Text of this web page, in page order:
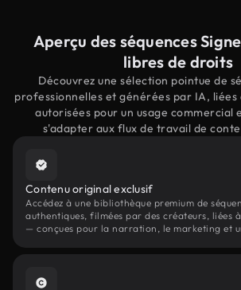
Aperçu des séquences
libres de droits
Découvrez une sélection pointue de
professionnelles et générées par IA, liées
autorisées pour un usage commercial
s'adapter aux flux de travail de
Contenu original exclusif
Accédez à une bibliothèque premium de
authentiques, filmées par des créateurs, liées
— conçues pour la narration, le marketing et